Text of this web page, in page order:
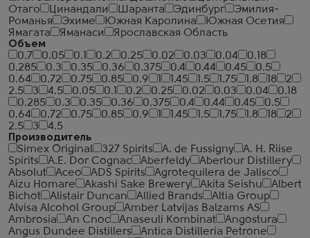
Отаго
Цинандали Шаранта Эдинбург
Эмилия-
Романья
Эхиме Южная Каролина
Южная Осетия
Ямагата
Яманаси
Ярославская Область
Объем
0.7
0.05 0.1 0.2 0.25 0.02 0.03 0.04
0.18
0.285
0.3 0.35 0.36 0.375 0.4 0.44 0.45
0.5
0.64
0.72 0.75 0.85 0.9 1.45 1.5 1.75 1.8 18
2
2.5
3 4.5 0.05 0.1 0.2 0.25 0.02 0.03 0.04
0.18
0.285
0.3 0.35 0.36 0.375 0.4 0.44 0.45
0.5
0.64
0.72 0.75 0.85 0.9 1.45 1.5 1.75 1.8 18
2
2.5
3
4.5
Производитель
Simex Original
327 Spirits A. de Fussigny
A. H. Riise
Spirits
A.E. Dor Cognac Aberfeldy
Aberlour Distillery
Absolut
Aceo ADS Spirits
Agrotequilera de Jalisco
Aizu Homare
Akashi Sake Brewery Akita Seishu
Albert
Bichot
Alistair Duncan Allied Brands
Altia Group
Alvisa Alcohol Group
Amber Latvijas Balzams AS
Ambrosia
An Cnoc Anaseuli Kombinat
Angostura
Angus Dundee Distillers
Antica Distilleria Petrone